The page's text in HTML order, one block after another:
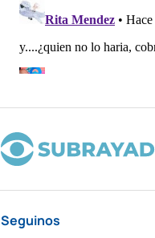
Seguinos